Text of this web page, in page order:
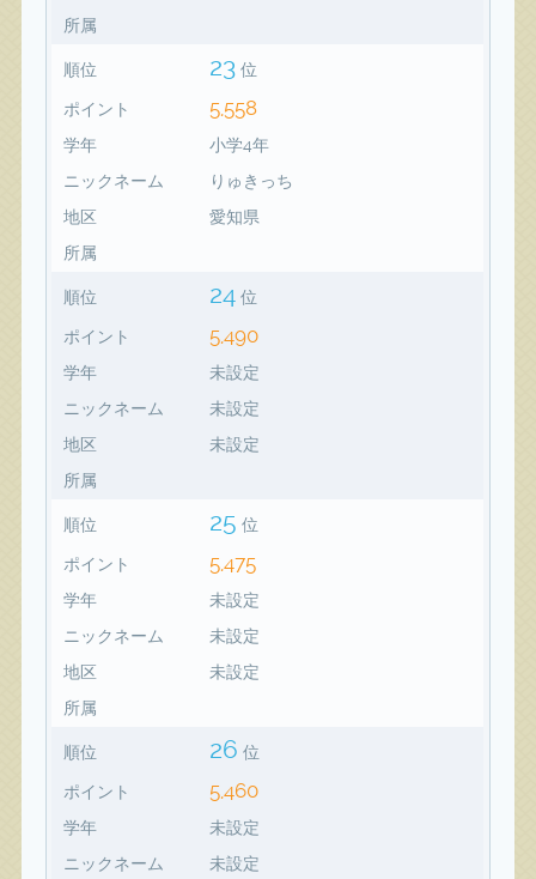
所属
順位 23 位
ポイント 5,558
学年
小学4年
ニックネーム
りゅきっち
地区
愛知県
所属
順位 24 位
ポイント 5,490
学年
未設定
ニックネーム
未設定
地区
未設定
所属
順位 25 位
ポイント 5,475
学年
未設定
ニックネーム
未設定
地区
未設定
所属
順位 26 位
ポイント 5,460
学年
未設定
ニックネーム
未設定